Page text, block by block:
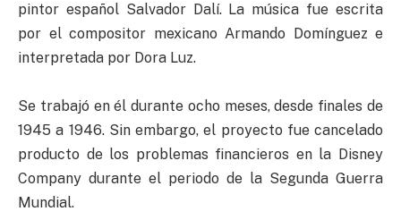
pintor español Salvador Dalí. La música fue escrita
por el compositor mexicano Armando Domínguez e
interpretada por Dora Luz.
Se trabajó en él durante ocho meses, desde finales de
1945 a 1946. Sin embargo, el proyecto fue cancelado
producto de los problemas financieros en la Disney
Company durante el periodo de la Segunda Guerra
Mundial.